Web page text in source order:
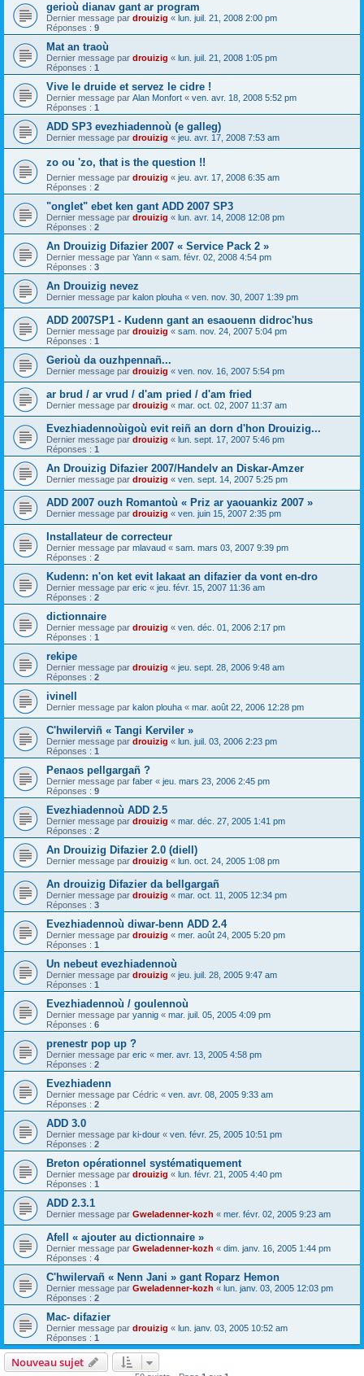
gerioù dianav gant ar program
Dernier message par drouizig « lun. juil. 21, 2008 2:00 pm
Réponses : 9
Mat an traoù
Dernier message par drouizig « lun. juil. 21, 2008 1:05 pm
Réponses : 1
Vive le druide et servez le cidre !
Dernier message par Alan Monfort « ven. avr. 18, 2008 5:52 pm
Réponses : 1
ADD SP3 evezhiadennoù (e galleg)
Dernier message par drouizig « jeu. avr. 17, 2008 7:53 am
zo ou 'zo, that is the question !!
Dernier message par drouizig « jeu. avr. 17, 2008 6:35 am
Réponses : 2
"onglet" ebet ken gant ADD 2007 SP3
Dernier message par drouizig « lun. avr. 14, 2008 12:08 pm
Réponses : 2
An Drouizig Difazier 2007 « Service Pack 2 »
Dernier message par Yann « sam. févr. 02, 2008 4:54 pm
Réponses : 3
An Drouizig nevez
Dernier message par kalon plouha « ven. nov. 30, 2007 1:39 pm
ADD 2007SP1 - Kudenn gant an esaouenn didroc'hus
Dernier message par drouizig « sam. nov. 24, 2007 5:04 pm
Réponses : 1
Gerioù da ouzhpennañ...
Dernier message par drouizig « ven. nov. 16, 2007 5:54 pm
ar brud / ar vrud / d'am pried / d'am fried
Dernier message par drouizig « mar. oct. 02, 2007 11:37 am
Evezhiadennoùigoù evit reiñ an dorn d'hon Drouizig...
Dernier message par drouizig « lun. sept. 17, 2007 5:46 pm
Réponses : 1
An Drouizig Difazier 2007/Handelv an Diskar-Amzer
Dernier message par drouizig « ven. sept. 14, 2007 5:25 pm
ADD 2007 ouzh Romantoù « Priz ar yaouankiz 2007 »
Dernier message par drouizig « ven. juin 15, 2007 2:35 pm
Installateur de correcteur
Dernier message par mlavaud « sam. mars 03, 2007 9:39 pm
Réponses : 2
Kudenn: n'on ket evit lakaat an difazier da vont en-dro
Dernier message par eric « jeu. févr. 15, 2007 11:36 am
Réponses : 2
dictionnaire
Dernier message par drouizig « ven. déc. 01, 2006 2:17 pm
Réponses : 1
rekipe
Dernier message par drouizig « jeu. sept. 28, 2006 9:48 am
Réponses : 2
ivinell
Dernier message par kalon plouha « mar. août 22, 2006 12:28 pm
C'hwilerviñ « Tangi Kerviler »
Dernier message par drouizig « lun. juil. 03, 2006 2:23 pm
Réponses : 1
Penaos pellgargañ ?
Dernier message par faber « jeu. mars 23, 2006 2:45 pm
Réponses : 9
Evezhiadennoù ADD 2.5
Dernier message par drouizig « mar. déc. 27, 2005 1:41 pm
Réponses : 2
An Drouizig Difazier 2.0 (diell)
Dernier message par drouizig « lun. oct. 24, 2005 1:08 pm
An drouizig Difazier da bellgargañ
Dernier message par drouizig « mar. oct. 11, 2005 12:34 pm
Réponses : 3
Evezhiadennoù diwar-benn ADD 2.4
Dernier message par drouizig « mer. août 24, 2005 5:20 pm
Réponses : 1
Un nebeut evezhiadennoù
Dernier message par drouizig « jeu. juil. 28, 2005 9:47 am
Réponses : 1
Evezhiadennoù / goulennoù
Dernier message par yannig « mar. juil. 05, 2005 4:09 pm
Réponses : 6
prenestr pop up ?
Dernier message par eric « mer. avr. 13, 2005 4:58 pm
Réponses : 2
Evezhiadenn
Dernier message par Cédric « ven. avr. 08, 2005 9:33 am
Réponses : 2
ADD 3.0
Dernier message par ki-dour « ven. févr. 25, 2005 10:51 pm
Réponses : 2
Breton opérationnel systématiquement
Dernier message par drouizig « lun. févr. 21, 2005 4:40 pm
Réponses : 1
ADD 2.3.1
Dernier message par Gweladenner-kozh « mer. févr. 02, 2005 9:23 am
Afell « ajouter au dictionnaire »
Dernier message par Gweladenner-kozh « dim. janv. 16, 2005 1:44 pm
Réponses : 4
C'hwilervañ « Nenn Jani » gant Roparz Hemon
Dernier message par Gweladenner-kozh « lun. janv. 03, 2005 12:03 pm
Réponses : 2
Mac- difazier
Dernier message par drouizig « lun. janv. 03, 2005 10:52 am
Réponses : 1
Nouveau sujet